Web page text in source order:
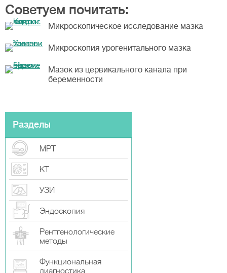
Советуем почитать:
Микроскопическое исследование мазка
Микроскопия урогенитального мазка
Мазок из цервикального канала при
беременности
Разделы
МРТ
КТ
УЗИ
Эндоскопия
Рентгенологические
методы
Функциональная
диагностика